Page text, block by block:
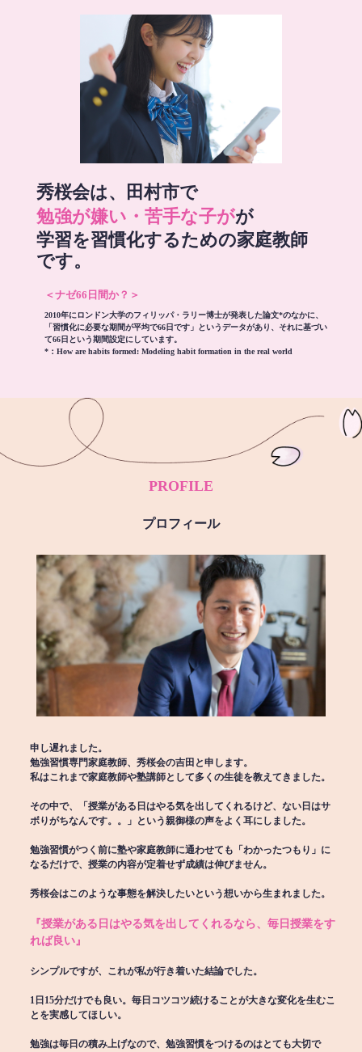
秀桜会は、田村市で
勉強が嫌い・苦手な子がが
学習を習慣化するための家庭教師
です。
＜ナゼ66日間か？＞
2010年にロンドン大学のフィリッパ・ラリー博士が発表した論文*のなかに、
「習慣化に必要な期間が平均で66日です」というデータがあり、それに基づい
て66日という期間設定にしています。
*： How are habits formed: Modeling habit formation in the real world
PROFILE
プロフィール
申し遅れました。
勉強習慣専門家庭教師、秀桜会の吉田と申します。
私はこれまで家庭教師や塾講師として多くの生徒を教えてきました。
その中で、「授業がある日はやる気を出してくれるけど、ない日はサ
ボりがちなんです。。」という親御様の声をよく耳にしました。
勉強習慣がつく前に塾や家庭教師に通わせても「わかったつもり」に
なるだけで、授業の内容が定着せず成績は伸びません。
秀桜会はこのような事態を解決したいという想いから生まれました。
『授業がある日はやる気を出してくれるなら、毎日授業をす
れば良い』
シンプルですが、これが私が行き着いた結論でした。
1日15分だけでも良い。毎日コツコツ続けることが大きな変化を生むこ
とを実感してほしい。
勉強は毎日の積み上げなので、勉強習慣をつけるのはとても大切で